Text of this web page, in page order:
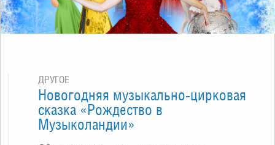
ДРУГОЕ
Новогодняя музыкально-цирковая
сказка «Рождество в
Музыколандии»